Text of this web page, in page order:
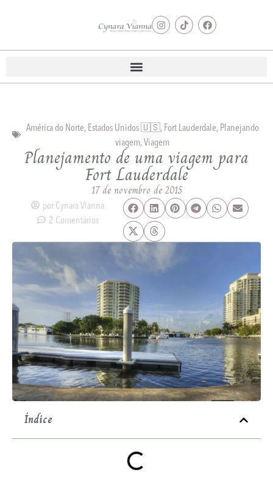
América do Norte, Estados Unidos 🇺🇸, Fort Lauderdale, Planejando
viagem,Viagem
Planejamento de uma viagem para
Fort Lauderdale
17 de novembro de 2015
por Cynara Vianna
2 Comentários
Índice